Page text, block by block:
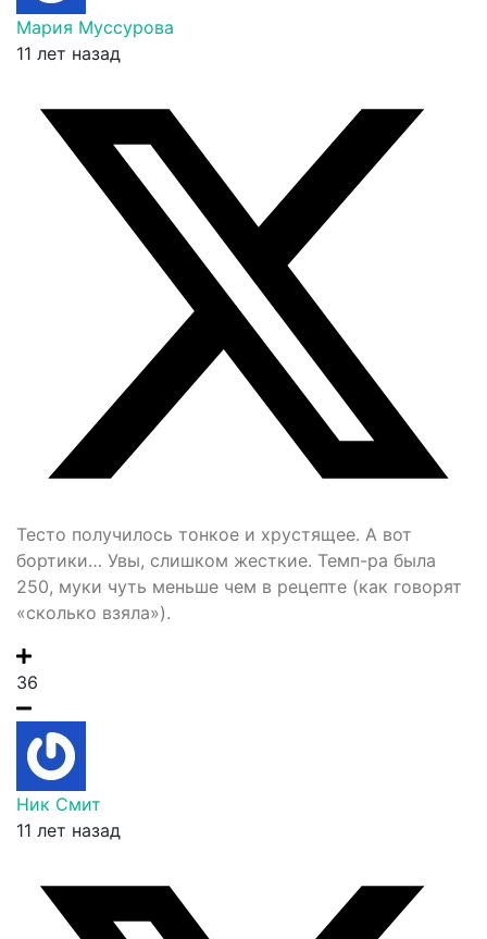
Мария Муссурова
11 лет назад
Тесто получилось тонкое и хрустящее. А вот
бортики… Увы, слишком жесткие. Темп-ра была
250, муки чуть меньше чем в рецепте (как говорят
«сколько взяла»).
36
Ник Смит
11 лет назад